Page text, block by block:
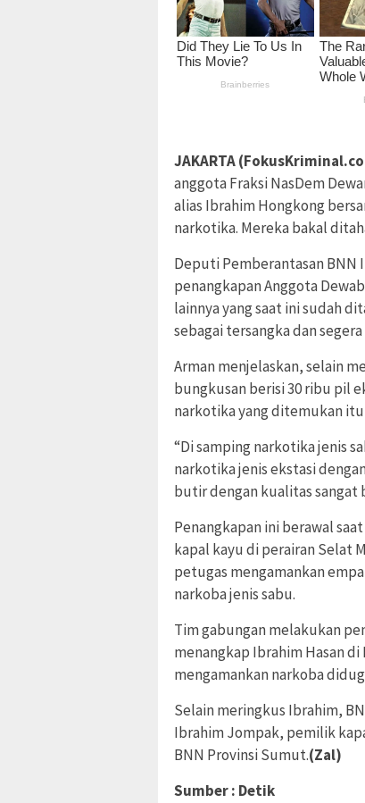
JAKARTA
anggota Fraksi NasDem
alias Ibrahim Hongkong
narkotika. Mereka bakal
Deputi Pemberantasan BNN
penangkapan Anggota
lainnya yang saat ini sudah
sebagai tersangka dan
Arman menjelaskan, selain
bungkusan berisi 30 ribu pil
narkotika yang ditemukan
“Di samping narkotika jenis
narkotika jenis ekstasi
butir dengan kualitas sangat
Penangkapan ini berawal
kapal kayu di perairan Selat
petugas mengamankan
narkoba jenis sabu.
Tim gabungan melakukan
menangkap Ibrahim Hasan
mengamankan narkoba
Selain meringkus Ibrahim,
Ibrahim Jompak, pemilik
BNN Provinsi Sumut.(Zal)
Sumber : Detik